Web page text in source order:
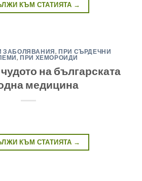
КЪМ СТАТИЯТА →
ЗАБОЛЯВАНИЯ,ПРИ СЪРДЕЧНИ
,ПРИ ХЕМОРОИДИ
на българската
медицина
КЪМ СТАТИЯТА →